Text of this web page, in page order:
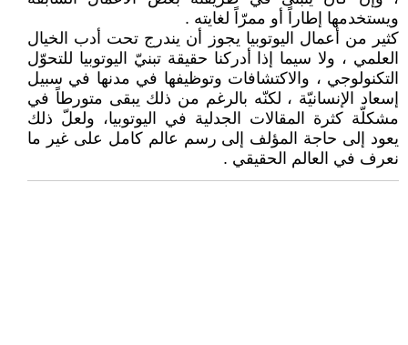
ويستخدمها إطاراً أو ممرّاً لغايته .
كثير من أعمال اليوتوبيا يجوز أن يندرج تحت أدب الخيال
العلمي ، ولا سيما إذا أدركنا حقيقة تبنيّ اليوتوبيا للتحوّل
التكنولوجي ، والاكتشافات وتوظيفها في مدنها في سبيل
إسعاد الإنسانيّة ، لكنّه بالرغم من ذلك يبقى متورطاً في
مشكلّة كثرة المقالات الجدلية في اليوتوبيا، ولعلّ ذلك
يعود إلى حاجة المؤلف إلى رسم عالم كامل على غير ما
نعرف في العالم الحقيقي .